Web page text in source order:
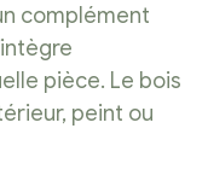
complément
pièce. Le bois
peint ou